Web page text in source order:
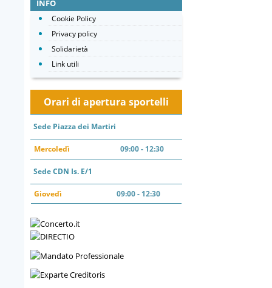
INFO
Cookie Policy
Privacy policy
Solidarietà
Link utili
Orari di apertura sportelli
Sede Piazza dei Martiri
Mercoledì 09:00 - 12:30
Sede CDN Is. E/1
Giovedì 09:00 - 12:30